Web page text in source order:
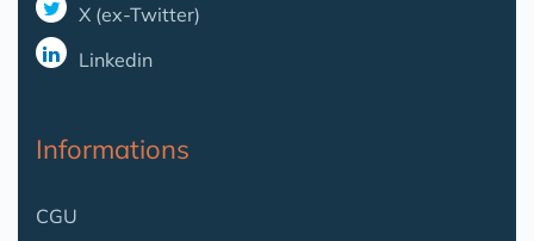
X (ex-Twitter)
Linkedin
Informations
CGU